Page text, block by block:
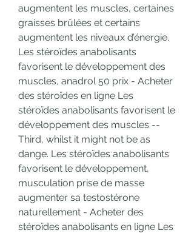
augmentent les muscles, certaines
graisses brûlées et certains
augmentent les niveaux d’énergie.
Les stéroïdes anabolisants
favorisent le développement des
muscles, anadrol 50 prix - Acheter
des stéroïdes en ligne Les
stéroïdes anabolisants favorisent le
développement des muscles --
Third, whilst it might not be as
dange. Les stéroïdes anabolisants
favorisent le développement,
musculation prise de masse
augmenter sa testostérone
naturellement - Acheter des
stéroïdes anabolisants en ligne Les